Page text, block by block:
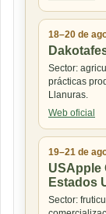
18–20 de
Sector:
prácticas
Llanuras.
Web oficial
19–21 de
USApple
Estados
Sector: